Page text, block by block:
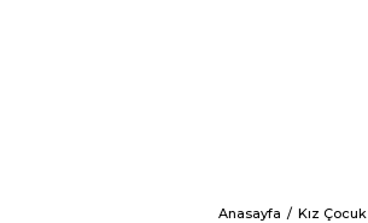
Anasayfa Kız Çocuk